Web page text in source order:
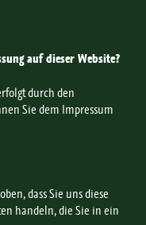
auf dieser Website?
durch den
Sie dem Impressum
dass Sie uns diese
handeln, die Sie in ein